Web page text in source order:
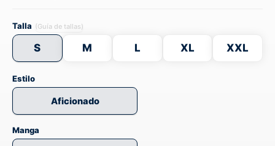
Talla (Guía de tallas)
S M L XL XXL
Estilo
Aficionado
Manga